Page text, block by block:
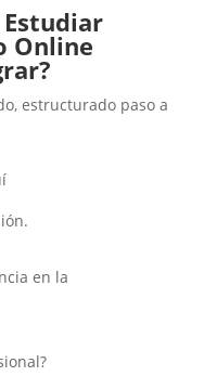
Online
estructurado paso a
en la